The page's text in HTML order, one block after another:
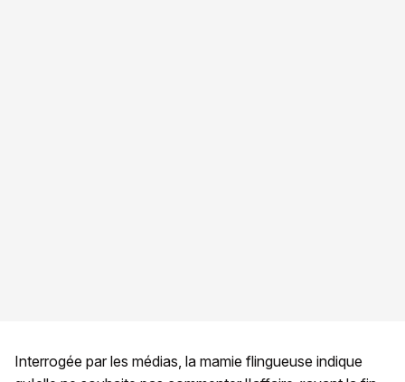
Interrogée par les médias, la mamie flingueuse indique